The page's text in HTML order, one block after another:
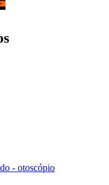
- otoscópio